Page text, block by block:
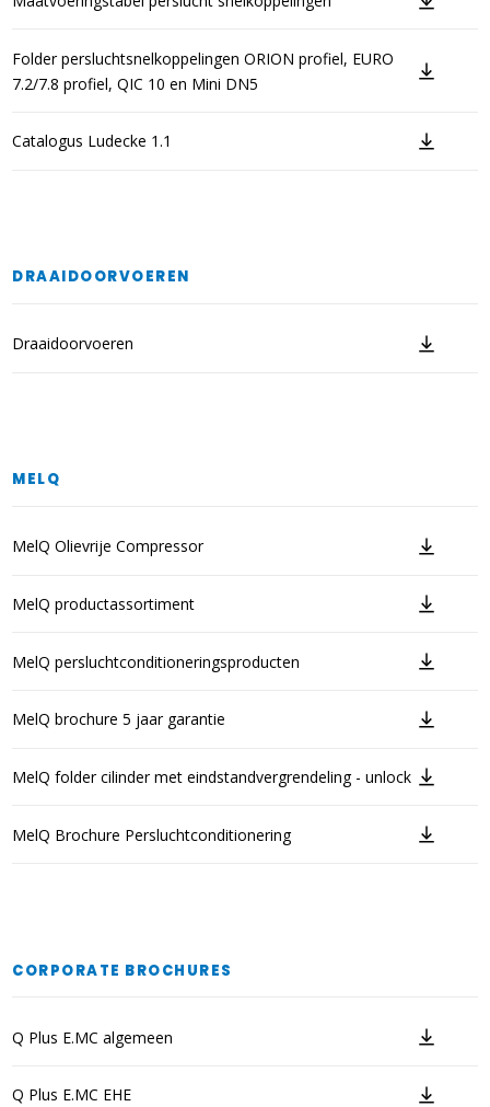
Folder persluchtsnelkoppelingen ORION profiel, EURO
7.2/7.8 profiel, QIC 10 en Mini DN5
Catalogus Ludecke 1.1
DRAAIDOORVOEREN
Draaidoorvoeren
MELQ
MelQ Olievrije Compressor
MelQ productassortiment
MelQ persluchtconditioneringsproducten
MelQ brochure 5 jaar garantie
MelQ folder cilinder met eindstandvergrendeling - unlock
MelQ Brochure Persluchtconditionering
CORPORATE BROCHURES
Q Plus E.MC algemeen
Q Plus E.MC EHE